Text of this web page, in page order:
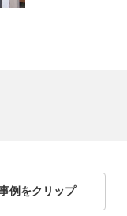
例をクリップ